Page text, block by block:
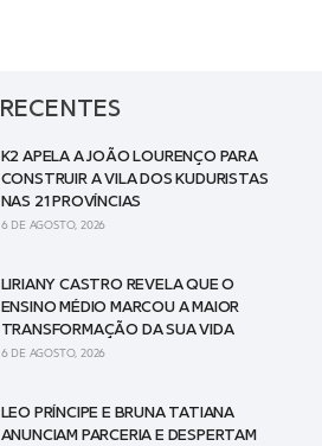
RECENTES
K2 APELA A JOÃO LOURENÇO PARA
CONSTRUIR A VILA DOS KUDURISTAS
NAS 21 PROVÍNCIAS
6 DE AGOSTO, 2026
LIRIANY CASTRO REVELA QUE O
ENSINO MÉDIO MARCOU A MAIOR
TRANSFORMAÇÃO DA SUA VIDA
6 DE AGOSTO, 2026
LEO PRÍNCIPE E BRUNA TATIANA
ANUNCIAM PARCERIA E DESPERTAM